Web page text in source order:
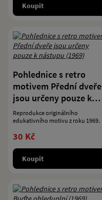
Koupit
Pohlednice s retro
motivem Přední dveře
jsou určeny pouze k
nástupu (1969)
Reprodukce originálního
edukativního motivu z roku 1969.
30 Kč
Koupit